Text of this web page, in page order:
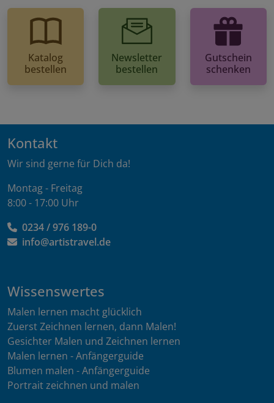
Katalog
bestellen
Newsletter
bestellen
Gutschein
schenken
Kontakt
Wir sind gerne für Dich da!
Montag - Freitag
8:00 - 17:00 Uhr
0234 / 976 189-0
info@artistravel.de
Wissenswertes
Malen lernen macht glücklich
Zuerst Zeichnen lernen, dann Malen!
Gesichter Malen und Zeichnen lernen
Malen lernen - Anfängerguide
Blumen malen - Anfängerguide
Portrait zeichnen und malen